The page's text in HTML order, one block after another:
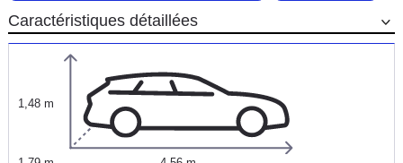
Caractéristiques détaillées
1,48 m